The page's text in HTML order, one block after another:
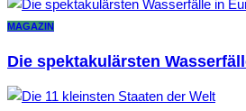
MAGAZIN
Die spektakulärsten